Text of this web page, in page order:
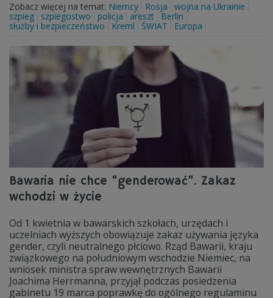
Zobacz więcej na temat: Niemcy Rosja
wojna na Ukrainie
szpieg
szpiegostwo policja areszt Berlin
służby i bezpieczeństwo
Kreml ŚWIAT Europa
Bawaria nie chce "genderować". Zakaz
wchodzi w życie
Od 1 kwietnia w bawarskich szkołach, urzędach i
uczelniach wyższych obowiązuje zakaz używania języka
gender, czyli neutralnego płciowo. Rząd Bawarii, kraju
związkowego na południowym wschodzie Niemiec, na
wniosek ministra spraw wewnętrznych Bawarii
Joachima Herrmanna, przyjął podczas posiedzenia
gabinetu 19 marca poprawkę do ogólnego regulaminu